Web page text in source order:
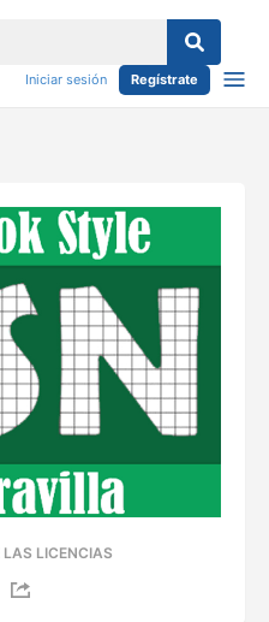
Iniciar sesión Regístrate
LAS LICENCIAS